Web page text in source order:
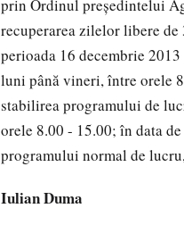
prin Ordinul preşedintelui
recuperarea zilelor libere de
perioada 16 decembrie
luni până vineri, între orele
stabilirea programului de
orele 8.00 - 15.00; în data
programului normal de
Iulian Duma